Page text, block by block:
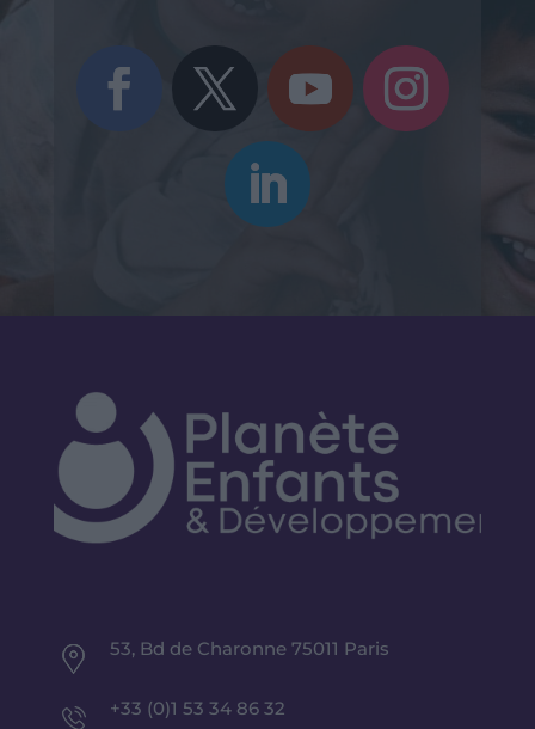
53, Bd de Charonne 75011 Paris
+33 (0)1 53 34 86 32